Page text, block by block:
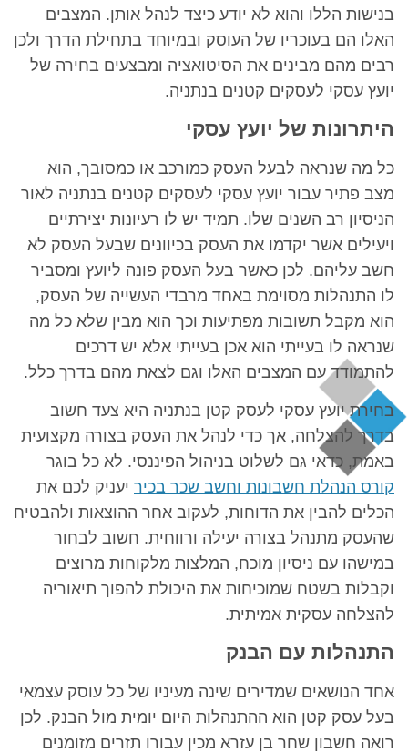
בנישות הללו והוא לא יודע כיצד לנהל אותן. המצבים
האלו הם בעוכריו של העוסק ובמיוחד בתחילת הדרך ולכן
רבים מהם מבינים את הסיטואציה ומבצעים בחירה של
יועץ עסקי לעסקים קטנים בנתניה.
היתרונות של יועץ עסקי
כל מה שנראה לבעל העסק כמורכב או כמסובך, הוא
מצב פתיר עבור יועץ עסקי לעסקים קטנים בנתניה לאור
הניסיון רב השנים שלו. תמיד יש לו רעיונות יצירתיים
ויעילים אשר יקדמו את העסק בכיוונים שבעל העסק לא
חשב עליהם. לכן כאשר בעל העסק פונה ליועץ ומסביר
לו התנהלות מסוימת באחד מרבדי העשייה של העסק,
הוא מקבל תשובות מפתיעות וכך הוא מבין שלא כל מה
שנראה לו בעייתי הוא אכן בעייתי אלא יש דרכים
להתמודד עם המצבים האלו וגם לצאת מהם בדרך כלל.
בחירת יועץ עסקי לעסק קטן בנתניה היא צעד חשוב
בדרך להצלחה, אך כדי לנהל את העסק בצורה מקצועית
באמת, כדאי גם לשלוט בניהול הפיננסי. לא כל בוגר
קורס הנהלת חשבונות וחשב שכר בכיר יעניק לכם את
הכלים להבין את הדוחות, לעקוב אחר ההוצאות ולהבטיח
שהעסק מתנהל בצורה יעילה ורווחית. חשוב לבחור
במישהו עם ניסיון מוכח, המלצות מלקוחות מרוצים
וקבלות בשטח שמוכיחות את היכולת להפוך תיאוריה
להצלחה עסקית אמיתית.
התנהלות עם הבנק
אחד הנושאים שמדירים שינה מעיניו של כל עוסק עצמאי
בעל עסק קטן הוא ההתנהלות היום יומית מול הבנק. לכן
רואה חשבון שחר בן עזרא מכין עבורו תזרים מזומנים